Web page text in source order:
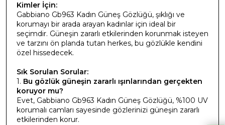
Kimler İçin:
Gabbiano Gb963 Kadın Güneş Gözlüğü, şıklığı ve
korumayı bir arada arayan kadınlar için ideal bir
seçimdir. Güneşin zararlı etkilerinden korunmak isteyen
ve tarzını ön planda tutan herkes, bu gözlükle kendini
özel hissedecek.
Sık Sorulan Sorular:
1. Bu gözlük güneşin zararlı ışınlarından gerçekten
koruyor mu?
Evet, Gabbiano Gb963 Kadın Güneş Gözlüğü, %100 UV
korumalı camları sayesinde gözlerinizi güneşin zararlı
etkilerinden korur.